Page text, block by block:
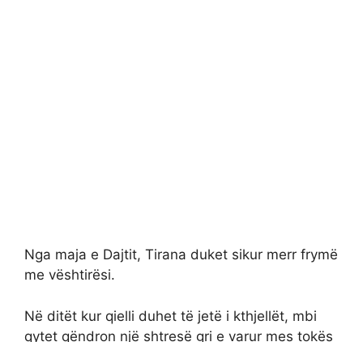
Nga maja e Dajtit, Tirana duket sikur merr frymë
me vështirësi.
Në ditët kur qielli duhet të jetë i kthjellët, mbi
qytet qëndron një shtresë gri e varur mes tokës